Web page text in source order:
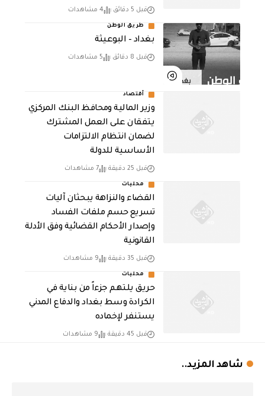
قبل 5 دقائق 4 مشاهدات
طريق الوطن
بغداد – البوعيثة
قبل 8 دقائق 5 مشاهدات
أقتصاد
وزير المالية ومحافظ البنك المركزي
يتفقان على العمل المشترك
لضمان انتظام الالتزامات
الأساسية للدولة
قبل 25 دقيقة 7 مشاهدات
محليات
القضاء والنزاهة يبحثان آليات
تسريع حسم ملفات الفساد
وإصدار الأحكام القضائية وفق الأدلة
القانونية
قبل 35 دقيقة 9 مشاهدات
محليات
حريق يلتهم جزءاً من بناية في
الكرادة وسط بغداد والدفاع المدني
يستنفر لإخماده
قبل 45 دقيقة 9 مشاهدات
شاهد المزيد..